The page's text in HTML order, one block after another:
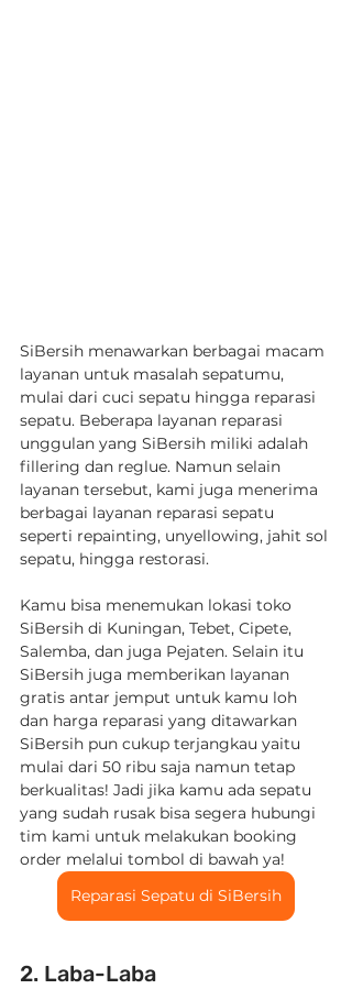
SiBersih menawarkan berbagai macam
layanan untuk masalah sepatumu,
mulai dari cuci sepatu hingga reparasi
sepatu. Beberapa layanan reparasi
unggulan yang SiBersih miliki adalah
fillering dan reglue. Namun selain
layanan tersebut, kami juga menerima
berbagai layanan reparasi sepatu
seperti repainting, unyellowing, jahit sol
sepatu, hingga restorasi.
Kamu bisa menemukan lokasi toko
SiBersih di Kuningan, Tebet, Cipete,
Salemba, dan juga Pejaten. Selain itu
SiBersih juga memberikan layanan
gratis antar jemput untuk kamu loh
dan harga reparasi yang ditawarkan
SiBersih pun cukup terjangkau yaitu
mulai dari 50 ribu saja namun tetap
berkualitas! Jadi jika kamu ada sepatu
yang sudah rusak bisa segera hubungi
tim kami untuk melakukan booking
order melalui tombol di bawah ya!
Reparasi Sepatu di SiBersih
2. Laba-Laba